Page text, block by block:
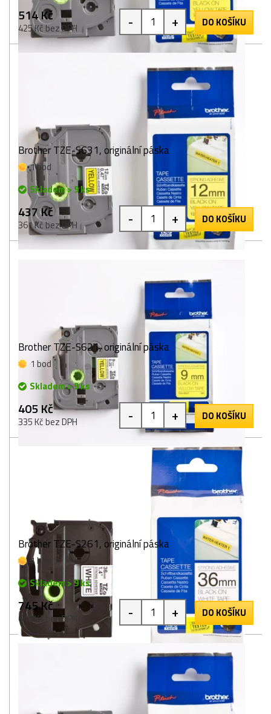
514 Kč
425 Kč bez DPH - + DO KOŠÍKU
Brother TZE-S631, originální páska
1 bod
Skladem > 9 ks
437 Kč
361 Kč bez DPH - + DO KOŠÍKU
Brother TZE-S621, originální páska
1 bod
Skladem > 9 ks
405 Kč
335 Kč bez DPH - + DO KOŠÍKU
Brother TZE-S261, originální páska
1 bod
Skladem > 9 ks
745 Kč
616 Kč bez DPH - + DO KOŠÍKU